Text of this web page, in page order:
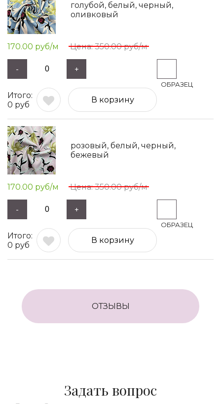
голубой, белый, черный,
оливковый
170.00 руб/м 350.00руб/м
- +
0 руб
В корзину
розовый, белый, черный,
бежевый
170.00 руб/м 350.00руб/м
- +
0 руб
В корзину
ОТЗЫВЫ
Задать вопрос